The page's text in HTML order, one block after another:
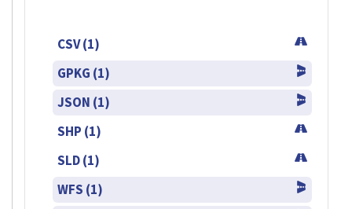
CSV (1)
GPKG (1)
JSON (1)
SHP (1)
SLD (1)
WFS (1)